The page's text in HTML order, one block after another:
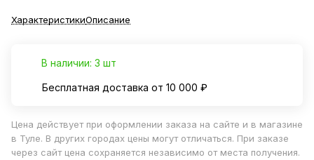
ХарактеристикиОписание
В наличии: 3 шт
Бесплатная доставка от 10 000 ₽
Цена действует при оформлении заказа на сайте и в магазине
в Туле. В других городах цены могут отличаться. При заказе
через сайт цена сохраняется независимо от места получения.